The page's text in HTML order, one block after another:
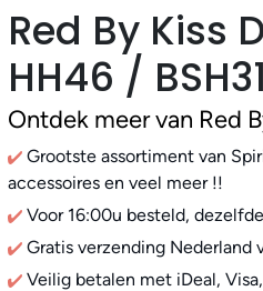
Red By Kiss
HH46 / BSH31
Ontdek meer van Red
Grootste assortiment van
accessoires en veel meer !!
Voor 16:00u besteld,
Gratis verzending Nederland
Veilig betalen met iDeal,